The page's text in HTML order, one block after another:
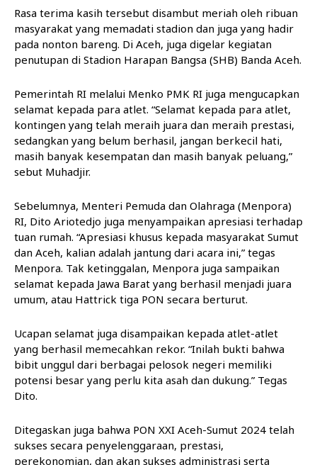
Rasa terima kasih tersebut disambut meriah oleh ribuan
masyarakat yang memadati stadion dan juga yang hadir
pada nonton bareng. Di Aceh, juga digelar kegiatan
penutupan di Stadion Harapan Bangsa (SHB) Banda Aceh.
Pemerintah RI melalui Menko PMK RI juga mengucapkan
selamat kepada para atlet. “Selamat kepada para atlet,
kontingen yang telah meraih juara dan meraih prestasi,
sedangkan yang belum berhasil, jangan berkecil hati,
masih banyak kesempatan dan masih banyak peluang,”
sebut Muhadjir.
Sebelumnya, Menteri Pemuda dan Olahraga (Menpora)
RI, Dito Ariotedjo juga menyampaikan apresiasi terhadap
tuan rumah. “Apresiasi khusus kepada masyarakat Sumut
dan Aceh, kalian adalah jantung dari acara ini,” tegas
Menpora. Tak ketinggalan, Menpora juga sampaikan
selamat kepada Jawa Barat yang berhasil menjadi juara
umum, atau Hattrick tiga PON secara berturut.
Ucapan selamat juga disampaikan kepada atlet-atlet
yang berhasil memecahkan rekor. “Inilah bukti bahwa
bibit unggul dari berbagai pelosok negeri memiliki
potensi besar yang perlu kita asah dan dukung.” Tegas
Dito.
Ditegaskan juga bahwa PON XXI Aceh-Sumut 2024 telah
sukses secara penyelenggaraan, prestasi,
perekonomian, dan akan sukses administrasi serta